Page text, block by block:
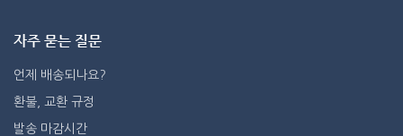
자주 묻는 질문
언제 배송되나요?
환불, 교환 규정
발송 마감시간